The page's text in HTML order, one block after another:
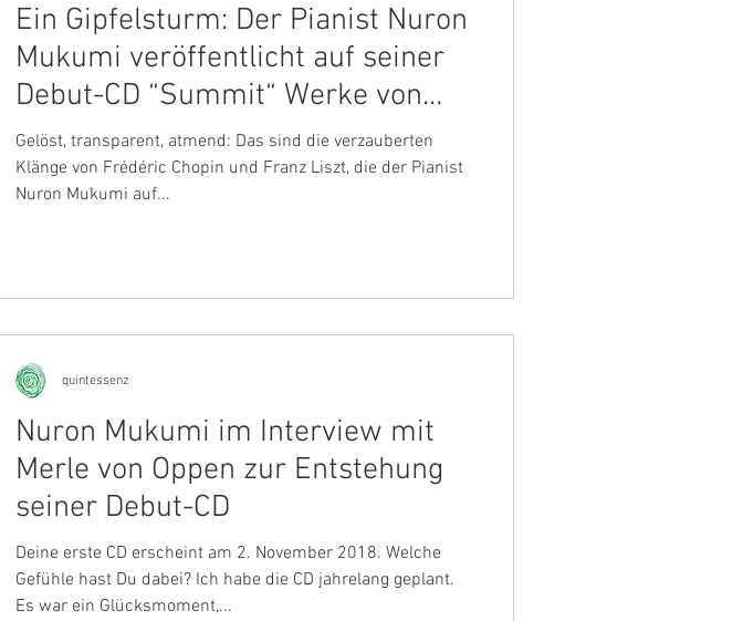
Ein Gipfelsturm: Der Pianist Nuron
Mukumi veröffentlicht auf seiner
Debut-CD “Summit“ Werke von
Fran
Gelöst, transparent, atmend: Das sind die verzauberten
Klänge von Frédéric Chopin und Franz Liszt, die der Pianist
Nuron Mukumi auf...
Nuron Mukumi im Interview mit
Merle von Oppen zur Entstehung
seiner Debut-CD
Deine erste CD erscheint am 2. November 2018. Welche
Gefühle hast Du dabei? Ich habe die CD jahrelang geplant.
Es war ein Glücksmoment,...
quintessenz